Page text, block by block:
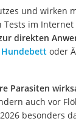
und wirken
Tests im Internet
direkten
Hundebett oder
Parasiten
auch vor
besonders